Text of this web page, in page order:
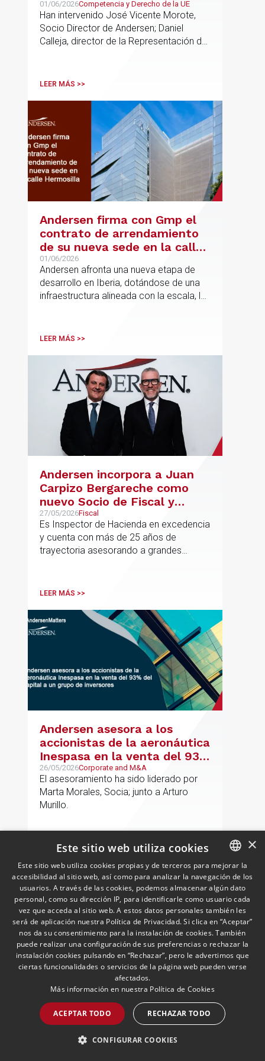
de soberanía y la primacía
del Derecho de la UE en las
constituciones europeas
01/06/2026Competencia y Derecho de la UE
Han intervenido José Vicente Morote,
Socio Director de Andersen; Daniel
Calleja, director de la Representación de
jurídico y académico
LEER MÁS >>
Andersen firma con Gmp el
contrato de arrendamiento
de su nueva sede en la calle
Hermosilla
01/06/2026
Andersen afronta una nueva etapa de
desarrollo en Iberia, dotándose de una
infraestructura alineada con la escala, la
LEER MÁS >>
Andersen incorpora a Juan
Carpizo Bergareche como
nuevo Socio de Fiscal y
responsable de la práctica
ibérica de Fiscalidad Local
27/05/2026Fiscal
Es Inspector de Hacienda en excedencia
y cuenta con más de 25 años de
trayectoria asesorando a grandes
principalmente en los sectores
medioambiental
LEER MÁS >>
Andersen asesora a los
accionistas de la aeronáutica
Inespasa en la venta del 93%
del capital a un grupo de
inversores
26/05/2026Corporate and M&A
El asesoramiento ha sido liderado por
Marta Morales, Socia; junto a Arturo
Murillo.
LEER MÁS >>
José Vicente Morote, Socio
dinero de los fondos para
desarrollar nuestro
proyecto»
26/05/2026
En la entrevista publicada hoy en
Expansión, el Socio Director de Andersen
SPANISH
ENGLISH
PORTUGUESE
×
Este sitio web utiliza cookies
Este sitio web utiliza cookies propias y de terceros para mejorar la
accesibilidad al sitio web, así como para analizar la navegación de los
usuarios. A través de las cookies, podemos almacenar algún dato
personal, como su dirección IP, para identificarle como usuario cada
vez que acceda al sitio web. A estos datos personales también les
será de aplicación nuestra Política de Privacidad. Si clica en “Aceptar”
nos da su consentimiento para la instalación de cookies. También
puede realizar una configuración de sus preferencias o rechazar la
instalación cookies pulsando en “Rechazar”, pero le advertimos que
ciertas funcionalidades o servicios de la página web pueden verse
afectados.
Más información en nuestra Política de Cookies
ACEPTAR TODO RECHAZAR TODO
CONFIGURAR COOKIES